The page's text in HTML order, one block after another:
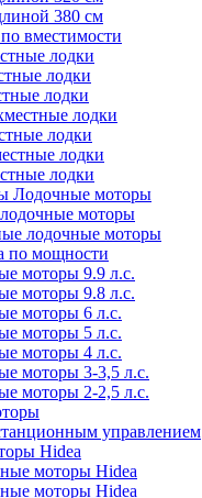
380 см
вместимости
лодки
лодки
лодки
лодки
лодки
лодки
лодки
Лодочные моторы
моторы
лодочные моторы
по мощности
моторы 9.9 л.с.
моторы 9.8 л.с.
моторы 6 л.с.
моторы 5 л.с.
моторы 4 л.с.
моторы 3-3,5 л.с.
моторы 2-2,5 л.с.
управлением
Hidea
моторы Hidea
моторы Hidea